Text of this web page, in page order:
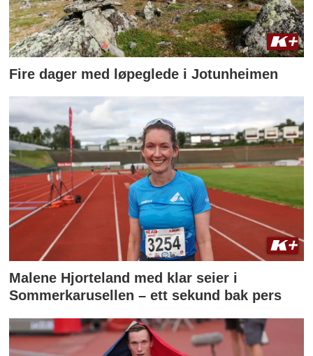
Fire dager med løpeglede i Jotunheimen
Malene Hjorteland med klar seier i
Sommerkarusellen – ett sekund bak pers